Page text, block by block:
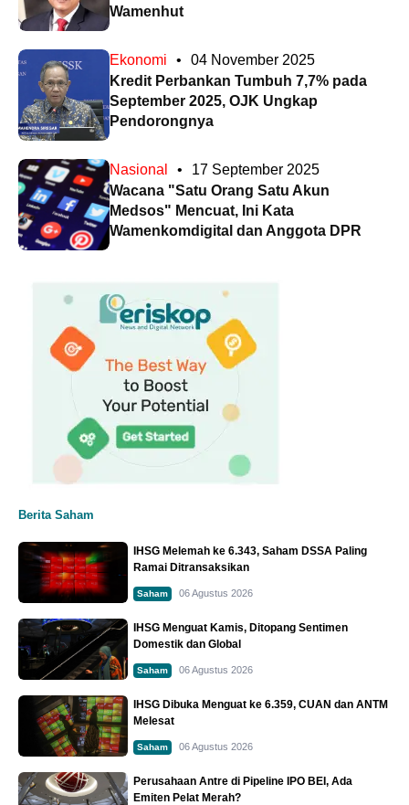
Wamenhut
Ekonomi •
04 November 2025
Kredit Perbankan Tumbuh 7,7% pada
September 2025, OJK Ungkap
Pendorongnya
Nasional •
17 September 2025
Wacana "Satu Orang Satu Akun
Medsos" Mencuat, Ini Kata
Wamenkomdigital dan Anggota DPR
Berita Saham
IHSG Melemah ke 6.343, Saham DSSA Paling
Ramai Ditransaksikan
Saham 06 Agustus 2026
IHSG Menguat Kamis, Ditopang Sentimen
Domestik dan Global
Saham 06 Agustus 2026
IHSG Dibuka Menguat ke 6.359, CUAN dan ANTM
Melesat
Saham 06 Agustus 2026
Perusahaan Antre di Pipeline IPO BEI, Ada
Emiten Pelat Merah?